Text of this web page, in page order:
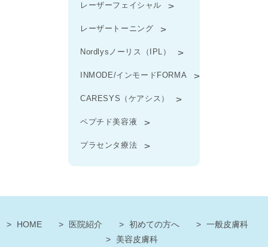
レーザーフェイシャル
レーザートーニング
Nordlysノーリス（IPL）
INMODE/インモードFORMA
CARESYS（ケアシス）
ペプチド美容液
プラセンタ療法
HOME 医院紹介 初めての方へ
一般皮膚科
美容皮膚科